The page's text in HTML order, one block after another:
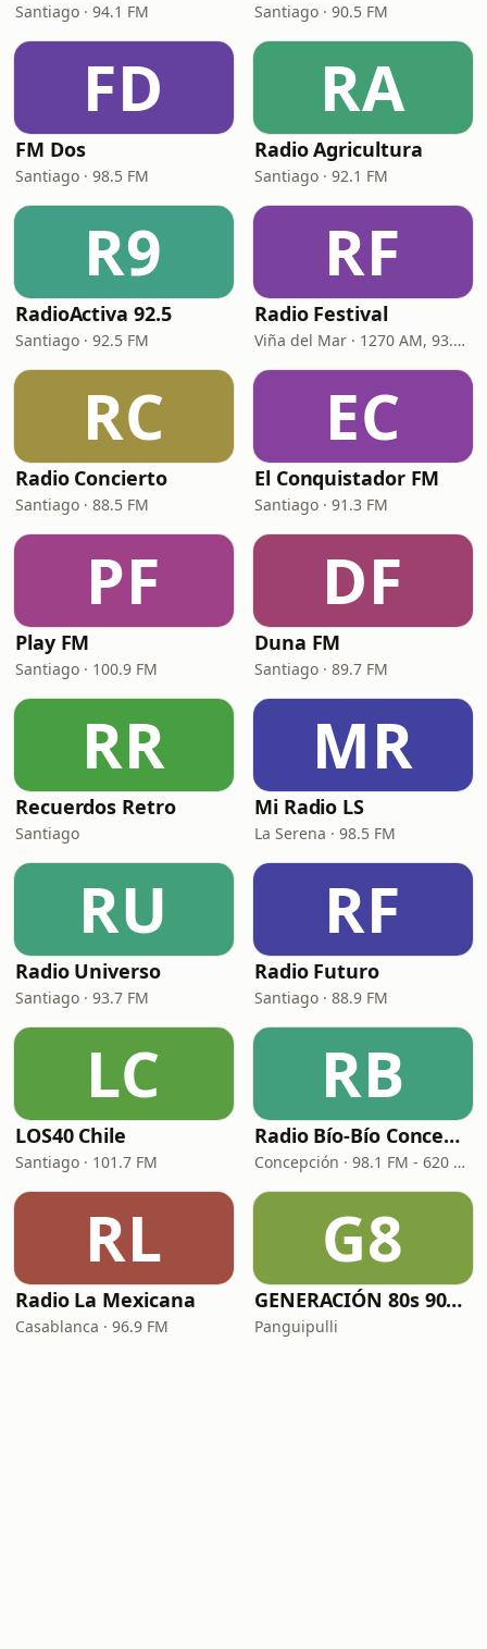
Santiago · 94.1 FM Santiago · 90.5 FM
FD
FM Dos
Santiago · 98.5 FM
RA
Radio Agricultura
Santiago · 92.1 FM
R9
RadioActiva 92.5
Santiago · 92.5 FM
RF
Radio Festival
Viña del Mar · 1270 AM, 93.7 FM
RC
Radio Concierto
Santiago · 88.5 FM
EC
El Conquistador FM
Santiago · 91.3 FM
PF
Play FM
Santiago · 100.9 FM
DF
Duna FM
Santiago · 89.7 FM
RR
Recuerdos Retro
Santiago
MR
Mi Radio LS
La Serena · 98.5 FM
RU
Radio Universo
Santiago · 93.7 FM
RF
Radio Futuro
Santiago · 88.9 FM
LC
LOS40 Chile
Santiago · 101.7 FM
RB
Radio Bío-Bío Concepción
Concepción · 98.1 FM - 620 AM
RL
Radio La Mexicana
Casablanca · 96.9 FM
G8
GENERACIÓN 80s 90s Neltume Chile Radio
Panguipulli